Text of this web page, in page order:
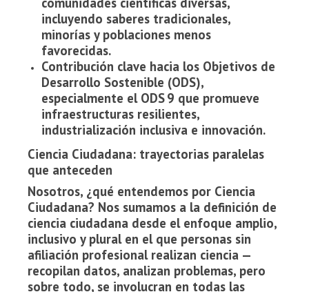
incluyendo saberes tradicionales,
minorías y poblaciones menos
favorecidas.
Contribución clave hacia los Objetivos de
Desarrollo Sostenible (ODS),
especialmente el ODS 9 que promueve
infraestructuras resilientes,
industrialización inclusiva e innovación.
Ciencia Ciudadana: trayectorias paralelas
que anteceden
Nosotros, ¿qué entendemos por Ciencia
Ciudadana? Nos sumamos a la definición de
ciencia ciudadana desde el enfoque amplio,
inclusivo y plural en el que personas sin
afiliación profesional realizan ciencia —
recopilan datos, analizan problemas, pero
sobre todo, se involucran en todas las